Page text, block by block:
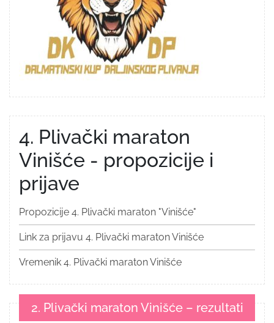
4. Plivački maraton
Vinišće - propozicije i
prijave
Propozicije 4. Plivački maraton "Vinišće"
Link za prijavu 4. Plivački maraton Vinišće
Vremenik 4. Plivački maraton Vinišće
2. Plivački maraton Vinišće – rezultati